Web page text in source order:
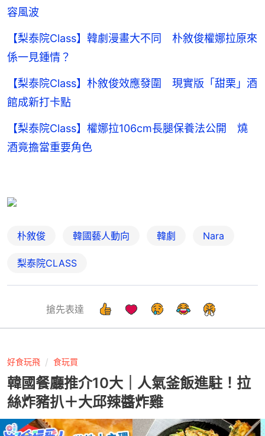
容風波
【梨泰院Class】韓劇漫畫大不同 朴敘俊權娜拉原來
係一見鍾情？
【梨泰院Class】朴敘俊效應發圍 現實版「甜栗」酒
館成新打卡點
【梨泰院Class】權娜拉106cm長腿保養法公開 燒
酒竟擔當重要角色
朴敘俊 韓國藝人動向 韓劇 Nara
梨泰院CLASS
搶先表達
好食玩飛 食玩買
韓國餐廳推介10大｜人氣釜飯進駐！拉
絲炸豬扒＋大邱辣醬炸雞